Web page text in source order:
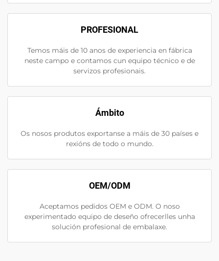
PROFESIONAL
Temos máis de 10 anos de experiencia en fábrica
neste campo e contamos cun equipo técnico e de
servizos profesionais.
Ámbito
Os nosos produtos exportanse a máis de 30 países e
rexións de todo o mundo.
OEM/ODM
Aceptamos pedidos OEM e ODM. O noso
experimentado equipo de deseño ofrecerlles unha
solución profesional de embalaxe.